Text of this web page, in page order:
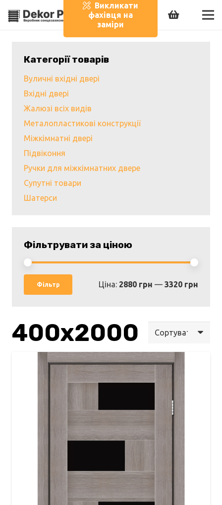
Викликати
фахівця на
заміри
Категорії товарів
Вуличні вхідні двері
Вхідні двері
Жалюзі всіх видів
Металопластикові конструкції
Міжкімнатні двері
Підвіконня
Ручки для міжкімнатних двере
Супутні товари
Шатерси
Фільтрувати за ціною
Фільтр Ціна: 2880 грн — 3320 грн
400х2000